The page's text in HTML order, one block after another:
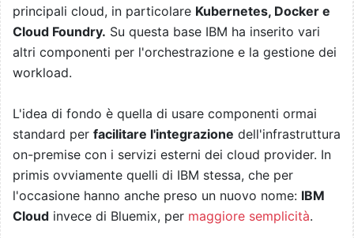
principali cloud, in particolare Kubernetes, Docker e
Cloud Foundry. Su questa base IBM ha inserito vari
altri componenti per l'orchestrazione e la gestione dei
workload.
L'idea di fondo è quella di usare componenti ormai
standard per facilitare l'integrazione dell'infrastruttura
on-premise con i servizi esterni dei cloud provider. In
primis ovviamente quelli di IBM stessa, che per
l'occasione hanno anche preso un nuovo nome: IBM
Cloud invece di Bluemix, per maggiore semplicità.